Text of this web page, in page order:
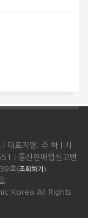
l 대표자명: 주 학 l 사
l 통신판매업신고번
호(조회하기 )
:
Korea All Rights